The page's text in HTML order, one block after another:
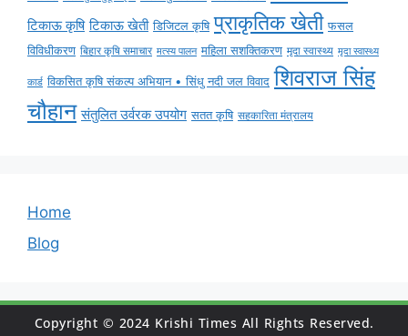
टिकाऊ कृषि टिकाऊ खेती डिजिटल कृषि प्राकृतिक खेती फसल
विविधीकरण बिहार कृषि समाचार मत्स्य पालन महिला सशक्तिकरण मृदा स्वास्थ्य मृदा स्वास्थ्य
कार्ड विकसित कृषि संकल्प अभियान • सिंधु नदी जल विवाद शिवराज सिंह
चौहान संतुलित उर्वरक उपयोग सतत कृषि सहकारिता मंत्रालय
Home
Blog
Copyright © 2024 Krishi Times All Rights Reserved.